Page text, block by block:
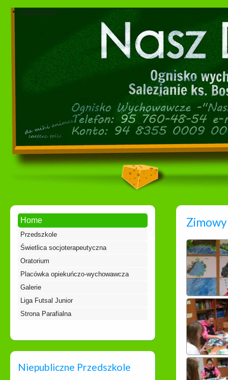
Dokumenty
Home
Przedszkole
Świetlica socjoterapeutyczna
Oratorium
Placówka opiekuńczo-wychowawcza
Galerie
Liga Futsal Junior
Strona Parafialna
Niepubliczne Przedszkole
Zimowy